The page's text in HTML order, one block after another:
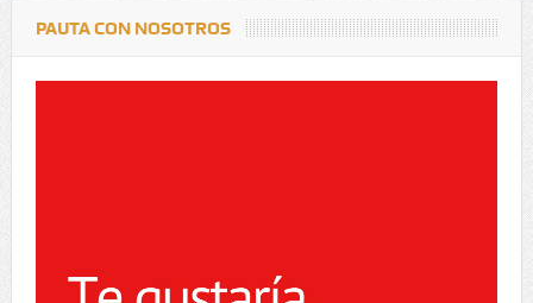
PAUTA CON NOSOTROS